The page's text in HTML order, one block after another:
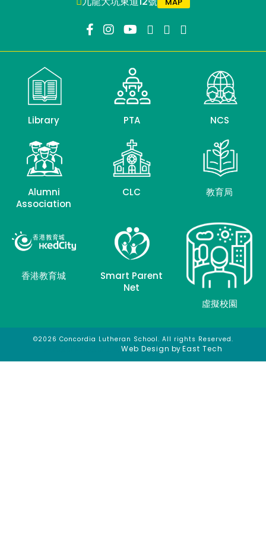
Library PTA NCS
Alumni
Association
CLC 教育局
香港教育城
Smart Parent
Net
虛擬校園
©2026 Concordia Lutheran School. All rights Reserved.
Web Design byEast Tech